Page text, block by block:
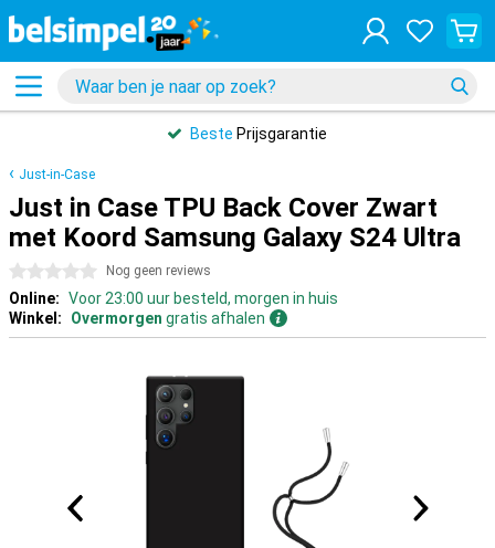
Beste Prijsgarantie
Just-in-Case
Just in Case TPU Back Cover Zwart
met Koord Samsung Galaxy S24 Ultra
0 sterren Nog geen reviews
Online: Voor 23:00 uur besteld, morgen in huis
Winkel:
Overmorgen gratis afhalen